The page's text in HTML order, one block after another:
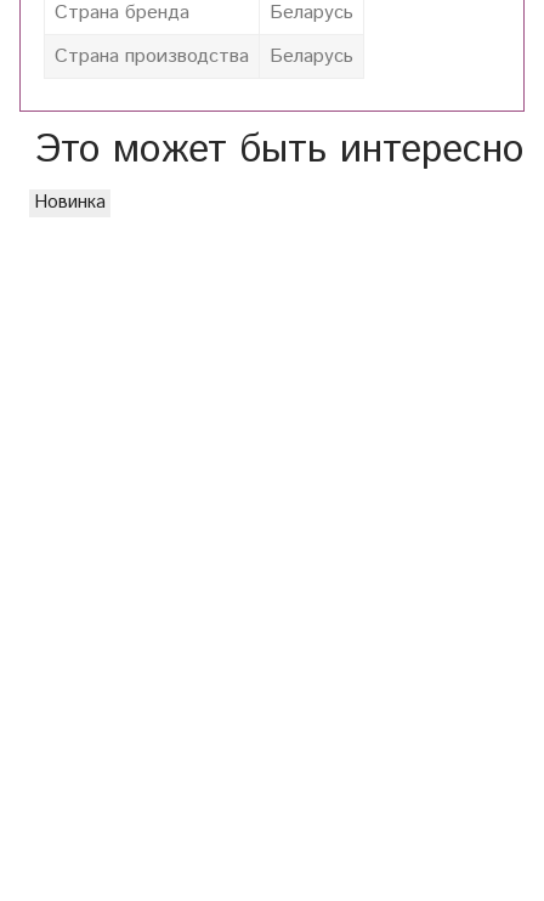
Страна бренда
Беларусь
Страна производства
Беларусь
Это может быть интересно
Новинка